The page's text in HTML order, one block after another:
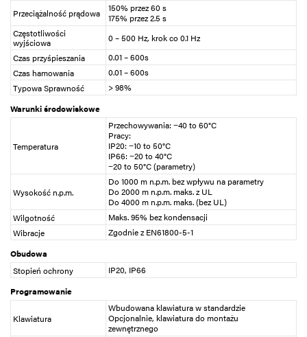
Przeciążalność prądowa
150% przez 60 s
175% przez 2.5 s
Częstotliwości
wyjściowa
0 – 500 Hz, krok co 0.1 Hz
Czas przyśpieszania
0.01 – 600s
Czas hamowania
0.01 – 600s
Typowa Sprawność
> 98%
Warunki środowiskowe
Temperatura
Przechowywania: −40 to 60°C
Pracy:
IP20: −10 to 50°C
IP66: −20 to 40°C
−20 to 50°C (parametry)
Wysokość n.p.m.
Do 1000 m n.p.m. bez wpływu na parametry
Do 2000 m n.p.m. maks. z UL
Do 4000 m n.p.m. maks. (bez UL)
Wilgotność
Maks. 95% bez kondensacji
Wibracje
Zgodnie z EN61800-5-1
Obudowa
Stopień ochrony
IP20, IP66
Programowanie
Klawiatura
Wbudowana klawiatura w standardzie
Opcjonalnie, klawiatura do montażu
zewnętrznego